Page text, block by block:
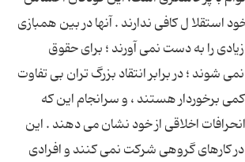
استقلا ل كافی ندارند . آنها در بین همبازی
را به دست نمی آورند ؛ برای حقوق
شوند ؛ در برابر انتقاد بزرگ تران بی تفاوت
كمی برخوردار هستند ، و سرانجام این كه
اخلاقی از خود نشان می دهند . این
كارهای گروهی شركت نمی كنند و افرادی